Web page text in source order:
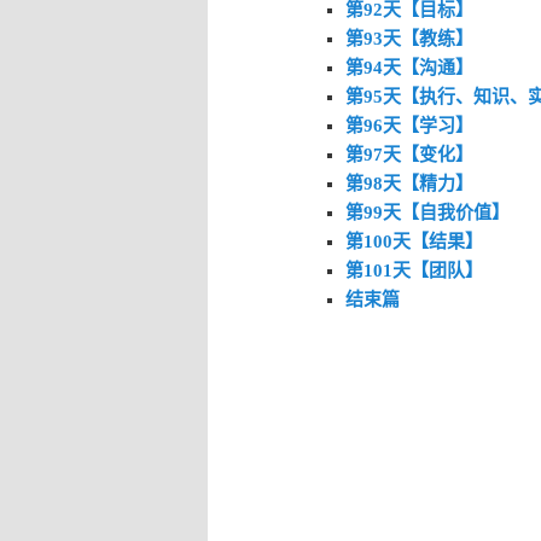
第92天【目标】
第93天【教练】
第94天【沟通】
第95天【执行、知识、
第96天【学习】
第97天【变化】
第98天【精力】
第99天【自我价值】
第100天【结果】
第101天【团队】
结束篇